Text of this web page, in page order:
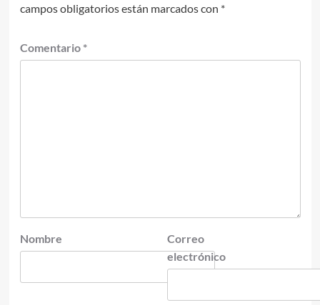
campos obligatorios están marcados con *
Comentario *
Nombre
Correo
electrónico